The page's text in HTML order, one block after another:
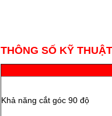
THÔNG SỐ KỸ
Khả năng cắt góc 90 độ